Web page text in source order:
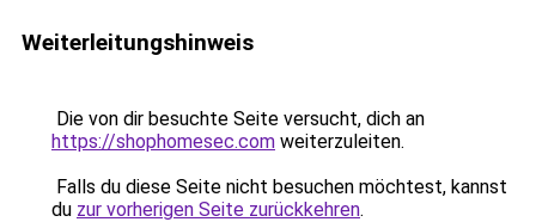
Weiterleitungshinweis
Die von dir besuchte Seite versucht, dich an
https://shophomesec.com weiterzuleiten.
Falls du diese Seite nicht besuchen möchtest, kannst
du zur vorherigen Seite zurückkehren.